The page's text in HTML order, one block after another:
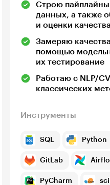
Строю
данных, а также
и оценки
Замеряю
помощью
их тестирование
Работаю с NLP/
классических
Инструменты
SQL Python
GitLab
PyCharm